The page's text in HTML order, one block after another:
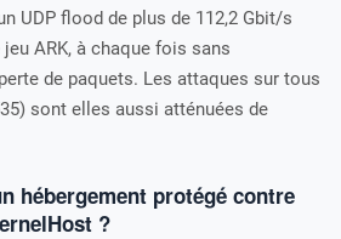
UDP flood de plus de 112,2 Gbit/s
ARK, à chaque fois sans
de paquets. Les attaques sur tous
sont elles aussi atténuées de
hébergement protégé contre
?